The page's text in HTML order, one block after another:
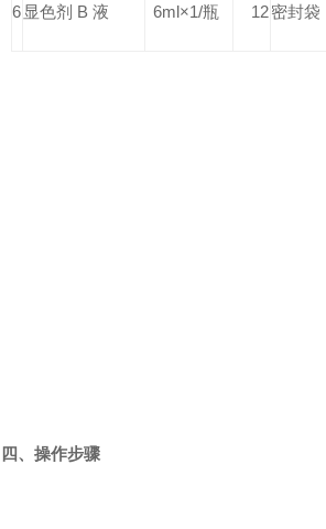
6 显色剂 B 液 6ml×1/瓶 12密封袋
四、操作步骤